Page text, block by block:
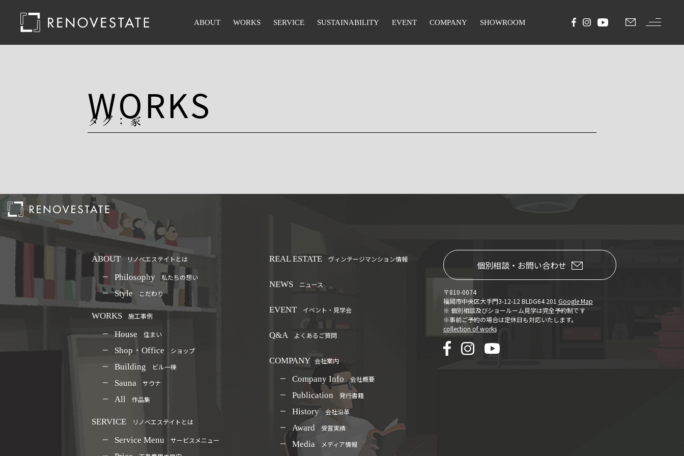
ABOUT WORKS SERVICE SUSTAINABILITY EVENT COMPANY SHOWROOM
WORKS
タグ：家
ABOUT リノベエステイトとは
Philosophy 私たちの想い
Style こだわり
WORKS 施工事例
House 住まい
Shop・Office ショップ
Building ビル一棟
Sauna サウナ
All 作品集
SERVICE リノベエステイトとは
Service Menu サービスメニュー
REAL ESTATE ヴィンテージマンション情報
NEWS ニュース
EVENT イベント・見学会
Q&A よくあるご質問
COMPANY 会社案内
Company Info 会社概要
Publication 発行書籍
History 会社沿革
Award 受賞実績
Media メディア情報
個別相談・お問い合わせ
〒810-0074
福岡市中央区大手門3-12-12 BLDG64 201 Google Map
※ 個別相談及びショールーム見学は完全予約制です
※事前ご予約の場合は定休日も対応いたします。
collection of works